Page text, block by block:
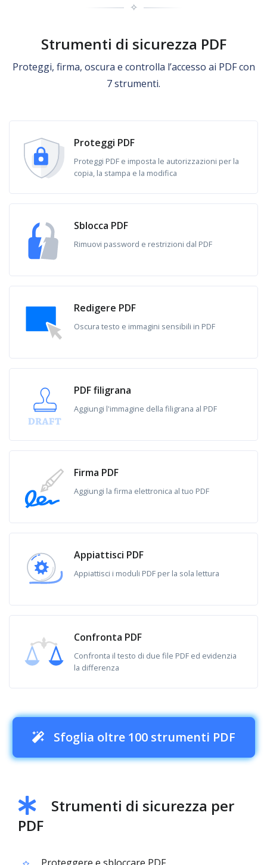
✧
Strumenti di sicurezza PDF
Proteggi, firma, oscura e controlla l’accesso ai PDF con
7 strumenti.
Proteggi PDF
Proteggi PDF e imposta le autorizzazioni per la
copia, la stampa e la modifica
Sblocca PDF
Rimuovi password e restrizioni dal PDF
Redigere PDF
Oscura testo e immagini sensibili in PDF
PDF filigrana
Aggiungi l'immagine della filigrana al PDF
Firma PDF
Aggiungi la firma elettronica al tuo PDF
Appiattisci PDF
Appiattisci i moduli PDF per la sola lettura
Confronta PDF
Confronta il testo di due file PDF ed evidenzia
la differenza
Sfoglia oltre 100 strumenti PDF
Strumenti di sicurezza per
PDF